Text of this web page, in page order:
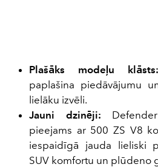
Plašāks modeļu
paplašina piedāvājumu
lielāku izvēli.
Jauni dzinēji:
pieejams ar 500 ZS V8
iespaidīgā jauda lieliski
SUV komfortu un plūdeno